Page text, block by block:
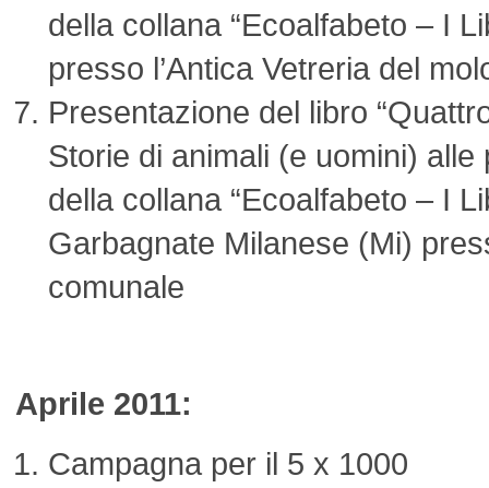
della collana “Ecoalfabeto – I
presso l’Antica Vetreria del
Presentazione del libro
Storie di animali (e uomini) alle
della collana “Ecoalfabeto – I
Garbagnate Milanese (Mi)
comunale
Aprile 2011:
Campagna per il 5 x 1000